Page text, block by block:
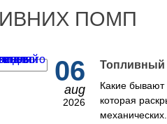
ПОМП
06
aug
2026
Топливный
Какие бывают
которая
механических...